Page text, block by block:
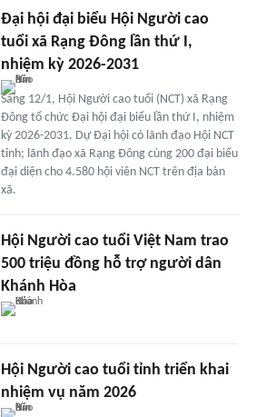
Đại hội đại biểu Hội Người cao
tuổi xã Rạng Đông lần thứ I,
nhiệm kỳ 2026-2031
Sáng 12/1, Hội Người cao tuổi (NCT) xã Rạng
Đông tổ chức Đại hội đại biểu lần thứ I, nhiệm
kỳ 2026-2031. Dự Đại hội có lãnh đạo Hội NCT
tỉnh; lãnh đạo xã Rạng Đông cùng 200 đại biểu
đại diện cho 4.580 hội viên NCT trên địa bàn
xã.
Hội Người cao tuổi Việt Nam trao
500 triệu đồng hỗ trợ người dân
Khánh Hòa
Hội Người cao tuổi tỉnh triển khai
nhiệm vụ năm 2026